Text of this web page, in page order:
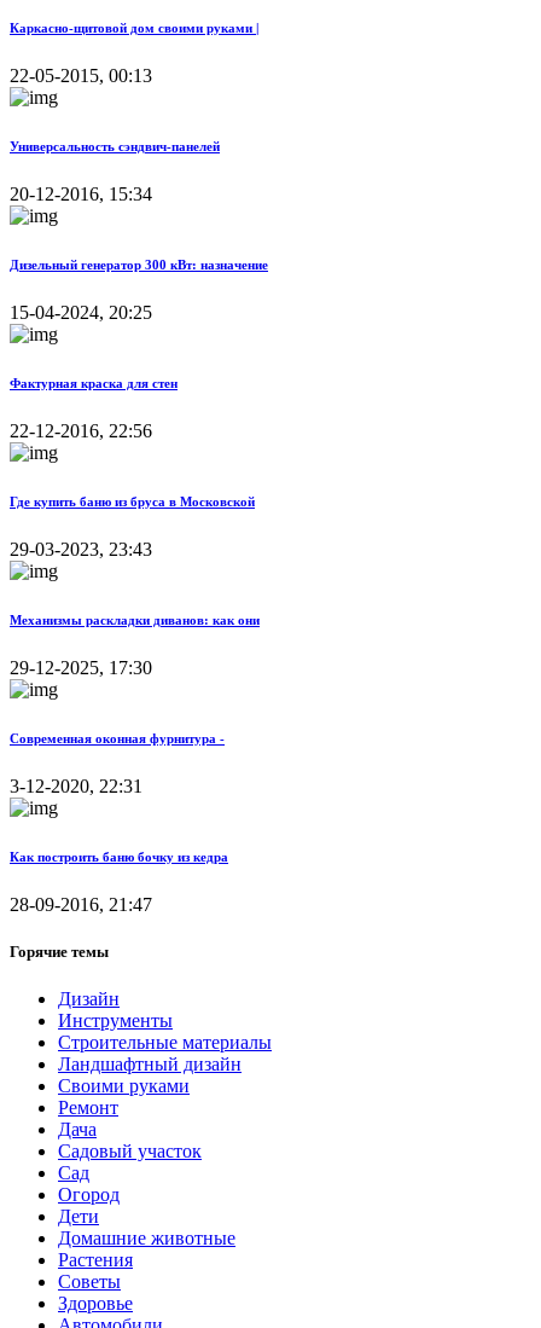
Каркасно-щитовой дом своими руками |
22-05-2015, 00:13
Универсальность сэндвич-панелей
20-12-2016, 15:34
Дизельный генератор 300 кВт: назначение
15-04-2024, 20:25
Фактурная краска для стен
22-12-2016, 22:56
Где купить баню из бруса в Московской
29-03-2023, 23:43
Механизмы раскладки диванов: как они
29-12-2025, 17:30
Современная оконная фурнитура -
3-12-2020, 22:31
Как построить баню бочку из кедра
28-09-2016, 21:47
Горячие темы
Дизайн
Инструменты
Строительные материалы
Ландшафтный дизайн
Своими руками
Ремонт
Дача
Садовый участок
Сад
Огород
Дети
Домашние животные
Растения
Советы
Здоровье